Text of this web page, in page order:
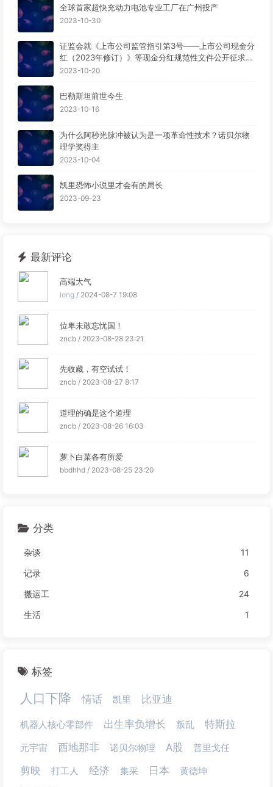
全球首家超快充动力电池专业工厂在广州投产
2023-10-30
证监会就《上市公司监管指引第3号——上市公司现金分
红（2023年修订）》等现金分红规范性文件公开征求意
见。
2023-10-20
巴勒斯坦前世今生
2023-10-16
为什么阿秒光脉冲被认为是一项革命性技术？诺贝尔物
理学奖得主
2023-10-04
凯里恐怖小说里才会有的局长
2023-09-23
最新评论
高端大气
long/ 2024-08-7 19:08
位卑未敢忘忧国！
zncb / 2023-08-28 23:21
先收藏，有空试试！
zncb / 2023-08-27 8:17
道理的确是这个道理
zncb / 2023-08-26 16:03
萝卜白菜各有所爱
bbdhhd / 2023-08-25 23:20
分类
杂谈
11
记录
6
搬运工
24
生活
1
标签
人口下降 情话 凯里 比亚迪
机器人核心零部件 出生率负增长 叛乱 特斯拉
元宇宙 西地那非 诺贝尔物理 A股 普里戈任
剪映 打工人 经济 集采 日本 黄德坤